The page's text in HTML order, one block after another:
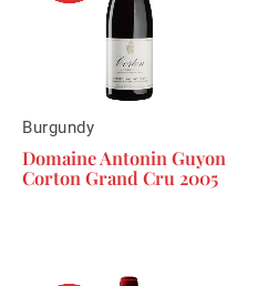
Burgundy
Domaine Antonin Guyon
Corton Grand Cru 2005